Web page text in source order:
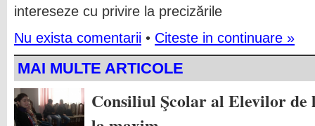
intereseze cu privire la precizările
Nu exista comentarii • Citeste in continuare »
MAI MULTE ARTICOLE
Consiliul Şcolar al Elevilor de